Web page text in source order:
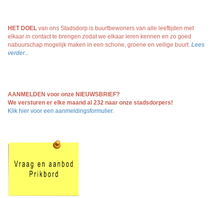
HET DOEL van ons Stadsdorp is buurtbewoners van alle leeftijden met
elkaar in contact te brengen zodat we elkaar leren kennen en zo goed
nabuurschap mogelijk maken in een schone, groene en veilige buurt. Lees
verder...
AANMELDEN voor onze NIEUWSBRIEF?
We versturen er elke maand al 232 naar onze stadsdorpers!
Klik hier voor een aanmeldingsformulier.